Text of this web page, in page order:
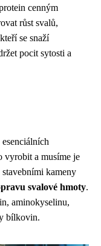
cenným
růst svalů,
se snaží
pocit sytosti a
vyrobit a musíme je
kameny
svalové hmoty.
aminokyselinu,
bílkovin.